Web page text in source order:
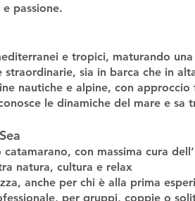
passione.
e tropici, maturando
sia in barca che in
nautiche e alpine, con
le dinamiche del mare e sa
con massima cura
natura, cultura e relax
anche per chi è alla prima
per gruppi, coppie o